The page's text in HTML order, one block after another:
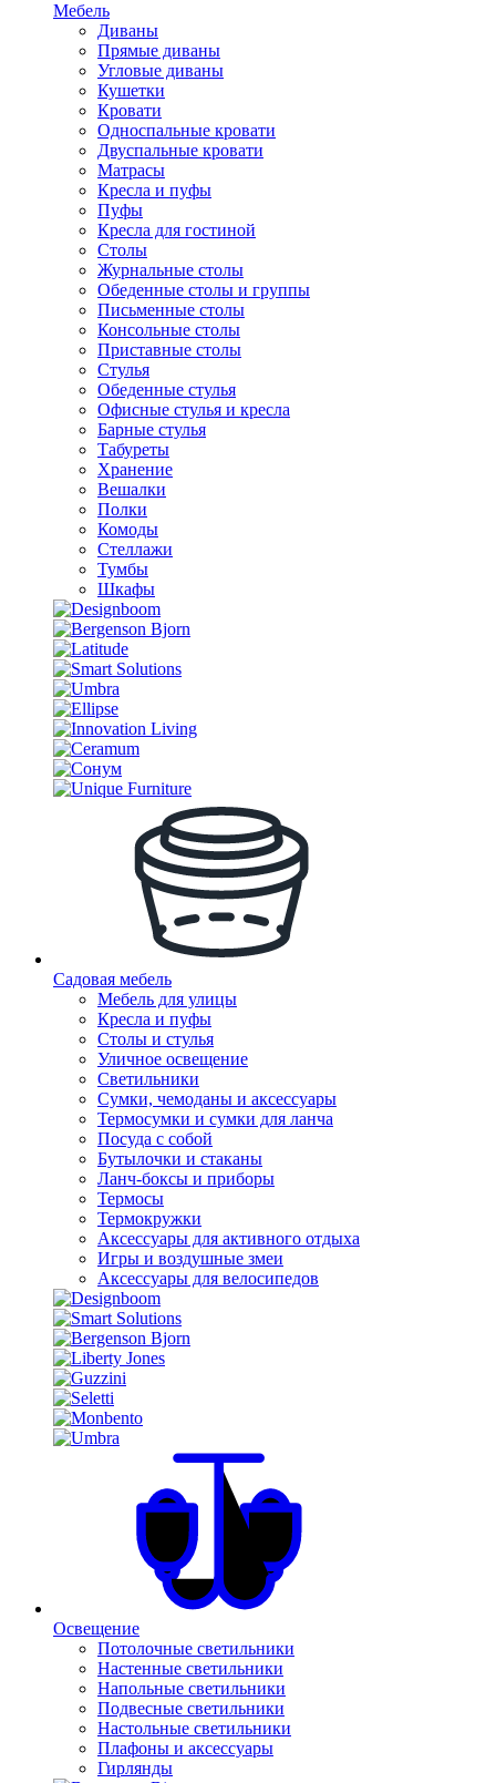
Мебель
Диваны
Прямые диваны
Угловые диваны
Кушетки
Кровати
Односпальные кровати
Двуспальные кровати
Матрасы
Кресла и пуфы
Пуфы
Кресла для гостиной
Столы
Журнальные столы
Обеденные столы и группы
Письменные столы
Консольные столы
Приставные столы
Стулья
Обеденные стулья
Офисные стулья и кресла
Барные стулья
Табуреты
Хранение
Вешалки
Полки
Комоды
Стеллажи
Тумбы
Шкафы
Садовая мебель
Мебель для улицы
Кресла и пуфы
Столы и стулья
Уличное освещение
Светильники
Сумки, чемоданы и аксессуары
Термосумки и сумки для ланча
Посуда с собой
Бутылочки и стаканы
Ланч-боксы и приборы
Термосы
Термокружки
Аксессуары для активного отдыха
Игры и воздушные змеи
Аксессуары для велосипедов
Освещение
Потолочные светильники
Настенные светильники
Напольные светильники
Подвесные светильники
Настольные светильники
Плафоны и аксессуары
Гирлянды